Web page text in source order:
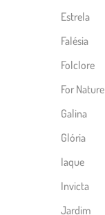
Estrela
Falésia
Folclore
For Nature
Galina
Glória
Iaque
Invicta
Jardim